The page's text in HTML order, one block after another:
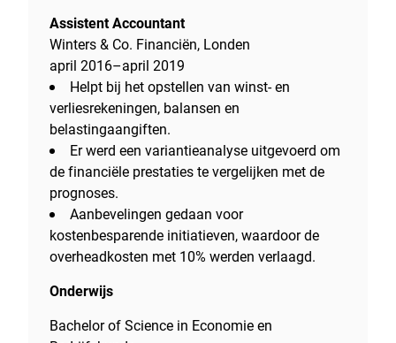
Assistent Accountant
Winters & Co. Financiën, Londen
april 2016–april 2019
Helpt bij het opstellen van winst- en
verliesrekeningen, balansen en
belastingaangiften.
Er werd een variantieanalyse uitgevoerd om
de financiële prestaties te vergelijken met de
prognoses.
Aanbevelingen gedaan voor
kostenbesparende initiatieven, waardoor de
overheadkosten met 10% werden verlaagd.
Onderwijs
Bachelor of Science in Economie en